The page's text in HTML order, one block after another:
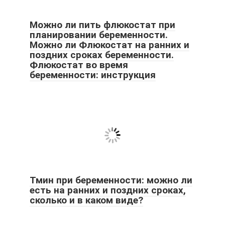
Можно ли пить флюкостат при
планировании беременности.
Можно ли Флюкостат на ранних и
поздних сроках беременности.
Флюкостат во время
беременности: инструкция
Тмин при беременности: можно ли
есть на ранних и поздних сроках,
сколько и в каком виде?